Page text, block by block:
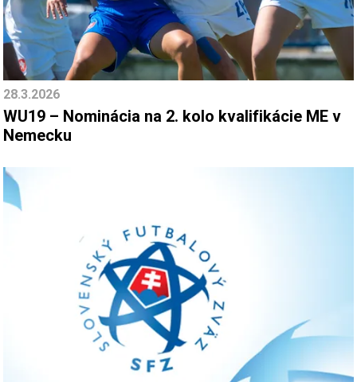
28.3.2026
WU19 – Nominácia na 2. kolo kvalifikácie ME v
Nemecku